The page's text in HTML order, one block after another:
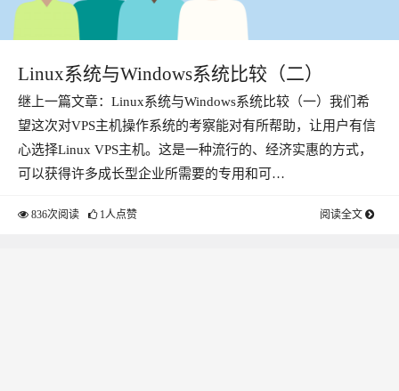
Linux系统与Windows系统比较（二）
继上一篇文章：Linux系统与Windows系统比较（一）我们希
望这次对VPS主机操作系统的考察能对有所帮助，让用户有信
心选择Linux VPS主机。这是一种流行的、经济实惠的方式，
可以获得许多成长型企业所需要的专用和可…
836次阅读 1人点赞 阅读全文